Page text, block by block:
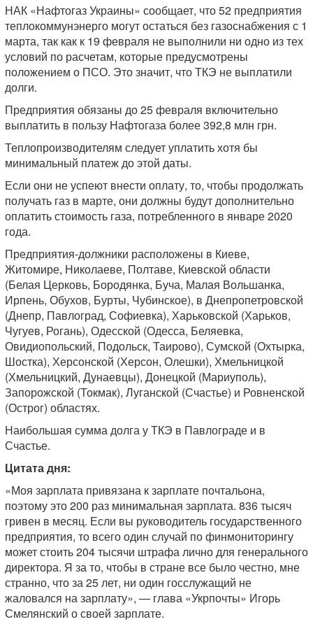
НАК «Нафтогаз Украины» сообщает, что 52 предприятия
теплокоммунэнерго могут остаться без газоснабжения с 1
марта, так как к 19 февраля не выполнили ни одно из тех
условий по расчетам, которые предусмотрены
положением о ПСО. Это значит, что ТКЭ не выплатили
долги.
Предприятия обязаны до 25 февраля включительно
выплатить в пользу Нафтогаза более 392,8 млн грн.
Теплопроизводителям следует уплатить хотя бы
минимальный платеж до этой даты.
Если они не успеют внести оплату, то, чтобы продолжать
получать газ в марте, они должны будут дополнительно
оплатить стоимость газа, потребленного в январе 2020
года.
Предприятия-должники расположены в Киеве,
Житомире, Николаеве, Полтаве, Киевской области
(Белая Церковь, Бородянка, Буча, Малая Вольшанка,
Ирпень, Обухов, Бурты, Чубинское), в Днепропетровской
(Днепр, Павлоград, Софиевка), Харьковской (Харьков,
Чугуев, Рогань), Одесской (Одесса, Беляевка,
Овидиопольский, Подольск, Таирово), Сумской (Охтырка,
Шостка), Херсонской (Херсон, Олешки), Хмельницкой
(Хмельницкий, Дунаевцы), Донецкой (Мариуполь),
Запорожской (Токмак), Луганской (Счастье) и Ровненской
(Острог) областях.
Наибольшая сумма долга у ТКЭ в Павлограде и в
Счастье.
Цитата дня:
«Моя зарплата привязана к зарплате почтальона,
поэтому это 200 раз минимальная зарплата. 836 тысяч
гривен в месяц. Если вы руководитель государственного
предприятия, то всего один случай по финмониторингу
может стоить 204 тысячи штрафа лично для генерального
директора. Я за то, чтобы в стране все было честно, мне
странно, что за 25 лет, ни один госслужащий не
жаловался на зарплату», — глава «Укрпочты» Игорь
Смелянский о своей зарплате.